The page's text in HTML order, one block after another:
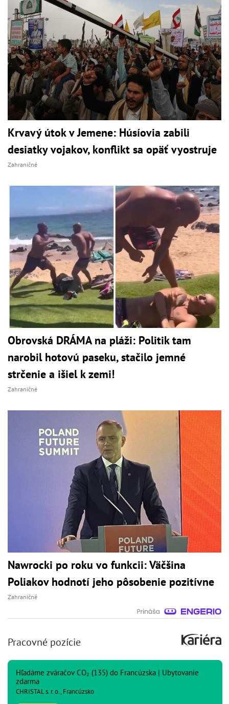
Krvavý útok v Jemene: Húsíovia zabili
desiatky vojakov, konflikt sa opäť vyostruje
Zahraničné
Obrovská DRÁMA na pláži: Politik tam
narobil hotovú paseku, stačilo jemné
strčenie a išiel k zemi!
Zahraničné
Nawrocki po roku vo funkcii: Väčšina
Poliakov hodnotí jeho pôsobenie pozitívne
Zahraničné
Pracovné pozície
Hľadáme zváračov CO₂ (135) do Francúzska | Ubytovanie
zdarma
CHRISTAL s. r. o., Francúzsko